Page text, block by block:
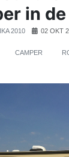
in de
2010 02 OKT
CAMPER